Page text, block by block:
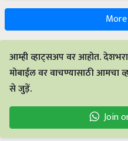
आम्ही व्हाट्सअप वर आहोत.
मोबाईल वर वाचण्यासाठी आमचा
से जुड़ें.
Join